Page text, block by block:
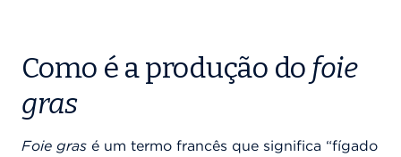
Como é a produção do foie
gras
Foie gras é um termo francês que significa “fígado